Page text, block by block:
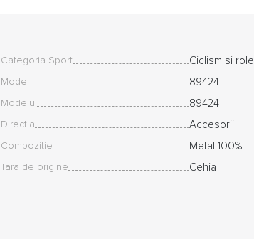
Categoria Sport Ciclism si role
Model 89424
Modelul 89424
Directia Accesorii
Compozitie Metal 100%
Tara de origine Cehia